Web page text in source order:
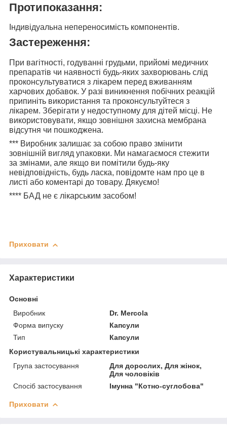
Протипоказання:
Індивідуальна непереносимість компонентів.
Застереження:
При вагітності, годуванні грудьми, прийомі медичних
препаратів чи наявності будь-яких захворювань слід
проконсультуватися з лікарем перед вживанням
харчових добавок. У разі виникнення побічних реакцій
припиніть використання та проконсультуйтеся з
лікарем. Зберігати у недоступному для дітей місці. Не
використовувати, якщо зовнішня захисна мембрана
відсутня чи пошкоджена.
*** Виробник залишає за собою право змінити
зовнішній вигляд упаковки. Ми намагаємося стежити
за змінами, але якщо ви помітили будь-яку
невідповідність, будь ласка, повідомте нам про це в
листі або коментарі до товару. Дякуємо!
**** БАД не є лікарським засобом!
Приховати
Характеристики
Основні
Виробник
Dr. Mercola
Форма випуску
Капсули
Тип
Капсули
Користувальницькі характеристики
Група застосування
Для дорослих, Для жінок,
Для чоловіків
Спосіб застосування
Імунна "Котно-суглобова"
Приховати